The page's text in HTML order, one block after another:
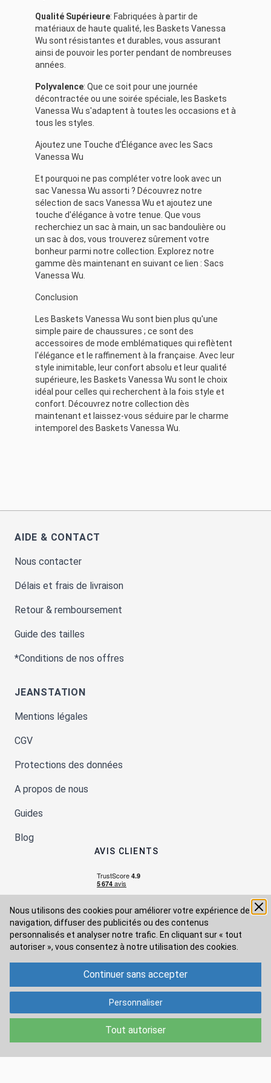
Nous utilisons des cookies pour améliorer votre expérience de
navigation, diffuser des publicités ou des contenus
personnalisés et analyser notre trafic. En cliquant sur « tout
autoriser », vous consentez à notre utilisation des cookies.
Tout autoriser
Continuer sans accepter
Personnaliser
Qualité Supérieure: Fabriquées à partir de
matériaux de haute qualité, les Baskets Vanessa
Wu sont résistantes et durables, vous assurant
ainsi de pouvoir les porter pendant de nombreuses
années.
Polyvalence: Que ce soit pour une journée
décontractée ou une soirée spéciale, les Baskets
Vanessa Wu s'adaptent à toutes les occasions et à
tous les styles.
Ajoutez une Touche d'Élégance avec les Sacs
Vanessa Wu
Et pourquoi ne pas compléter votre look avec un
sac Vanessa Wu assorti ? Découvrez notre
sélection de sacs Vanessa Wu et ajoutez une
touche d'élégance à votre tenue. Que vous
recherchiez un sac à main, un sac bandoulière ou
un sac à dos, vous trouverez sûrement votre
bonheur parmi notre collection. Explorez notre
gamme dès maintenant en suivant ce lien : Sacs
Vanessa Wu
Conclusion
Les Baskets Vanessa Wu sont bien plus qu'une
simple paire de chaussures ; ce sont des
accessoires de mode emblématiques qui reflètent
l'élégance et le raffinement à la française. Avec leur
style inimitable, leur confort absolu et leur qualité
supérieure, les Baskets Vanessa Wu sont le choix
idéal pour celles qui recherchent à la fois style et
confort. Découvrez notre collection dès
maintenant et laissez-vous séduire par le charme
intemporel des Baskets Vanessa Wu.
AIDE & CONTACT
Nous contacter
Délais et frais de livraison
Retour & remboursement
Guide des tailles
*Conditions de nos offres
JEANSTATION
Mentions légales
CGV
Protections des données
A propos de nous
Guides
Blog
AVIS CLIENTS
Moyens de paiement
Modes de livraison